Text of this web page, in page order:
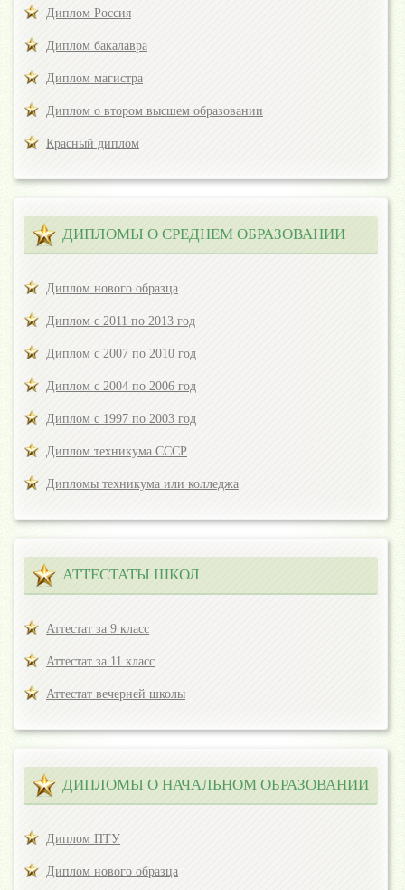
Диплом Россия
Диплом бакалавра
Диплом магистра
Диплом о втором высшем образовании
Красный диплом
ДИПЛОМЫ О СРЕДНЕМ ОБРАЗОВАНИИ
Диплом нового образца
Диплом с 2011 по 2013 год
Диплом с 2007 по 2010 год
Диплом с 2004 по 2006 год
Диплом с 1997 по 2003 год
Диплом техникума СССР
Дипломы техникума или колледжа
АТТЕСТАТЫ ШКОЛ
Аттестат за 9 класс
Аттестат за 11 класс
Аттестат вечерней школы
ДИПЛОМЫ О НАЧАЛЬНОМ ОБРАЗОВАНИИ
Диплом ПТУ
Диплом нового образца